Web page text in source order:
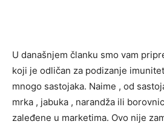
U današnjem članku smo vam
koji je odličan za podizanje
mnogo sastojaka. Naime , od
mrka , jabuka , narandža ili
zaleđene u marketima. Ovo nije